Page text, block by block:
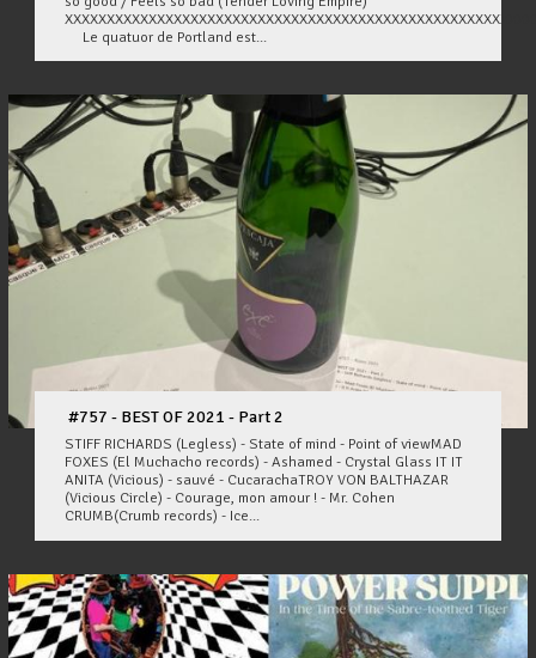
Le quatuor de Portland est...
#757 - BEST OF 2021 - Part 2
STIFF RICHARDS (Legless) - State of mind - Point of viewMAD
FOXES (El Muchacho records) - Ashamed - Crystal Glass IT IT
ANITA (Vicious) - sauvé - CucarachaTROY VON BALTHAZAR
(Vicious Circle) - Courage, mon amour ! - Mr. Cohen
CRUMB(Crumb records) - Ice...